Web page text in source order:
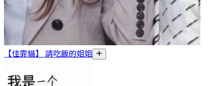
【佳霏貓】 請吃飯的姐姐